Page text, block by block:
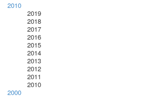
2010
2019
2018
2017
2016
2015
2014
2013
2012
2011
2010
2000